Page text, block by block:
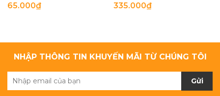
65.000₫ 335.000₫
NHẬP THÔNG TIN KHUYẾN MÃI TỪ CHÚNG TÔI
Gửi